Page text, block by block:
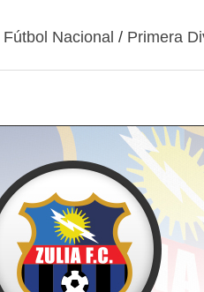
Fútbol Nacional / Primera